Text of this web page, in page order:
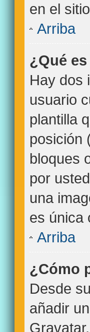
en el
Arriba
¿Qué
Hay dos
usuario
plantilla
posición
bloques
por
una
es única
Arriba
¿Cómo
Desde
añadir